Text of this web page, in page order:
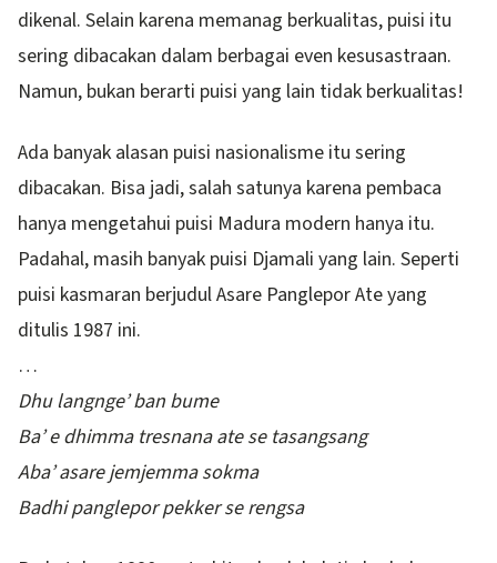
dikenal. Selain karena memanag berkualitas, puisi itu
sering dibacakan dalam berbagai even kesusastraan.
Namun, bukan berarti puisi yang lain tidak berkualitas!
Ada banyak alasan puisi nasionalisme itu sering
dibacakan. Bisa jadi, salah satunya karena pembaca
hanya mengetahui puisi Madura modern hanya itu.
Padahal, masih banyak puisi Djamali yang lain. Seperti
puisi kasmaran berjudul Asare Panglepor Ate yang
ditulis 1987 ini.
…
Dhu langnge’ ban bume
Ba’ e dhimma tresnana ate se tasangsang
Aba’ asare jemjemma sokma
Badhi panglepor pekker se rengsa